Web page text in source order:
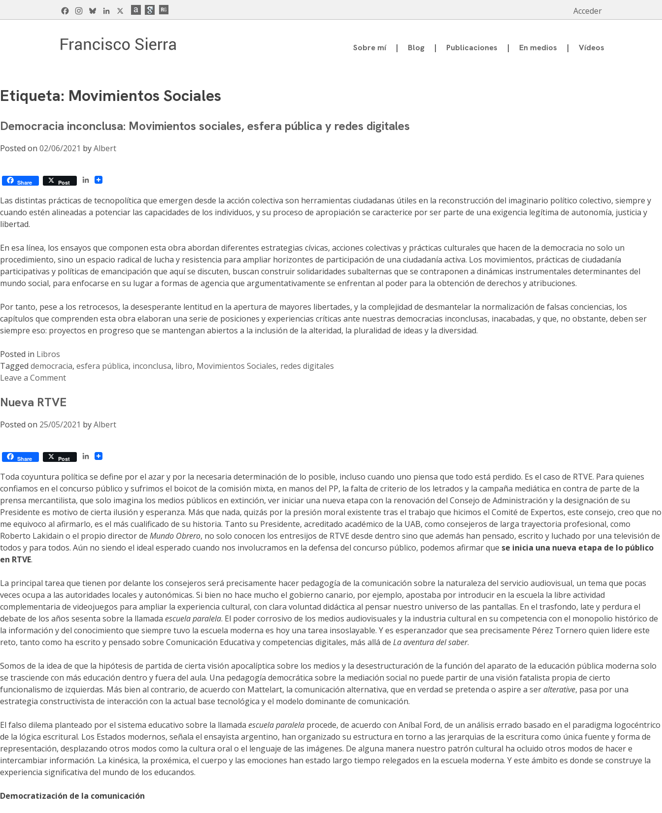
to
FacebookInstagram
BlueskyLinkedIn Acceder
Sobre mí Blog Publicaciones En medios Vídeos
Etiqueta: Movimientos Sociales
Democracia inconclusa: Movimientos sociales, esfera pública y redes digitales
Posted on 02/06/2021 byAlbert
Share Post
LinkedIn
Las distintas prácticas de tecnopolítica que emergen desde la acción colectiva son herramientas ciudadanas útiles en la reconstrucción del imaginario político colectivo, siempre y
cuando estén alineadas a potenciar las capacidades de los individuos, y su proceso de apropiación se caracterice por ser parte de una exigencia legítima de autonomía, justicia y
libertad.
En esa línea, los ensayos que componen esta obra abordan diferentes estrategias cívicas, acciones colectivas y prácticas culturales que hacen de la democracia no solo un
procedimiento, sino un espacio radical de lucha y resistencia para ampliar horizontes de participación de una ciudadanía activa. Los movimientos, prácticas de ciudadanía
participativas y políticas de emancipación que aquí se discuten, buscan construir solidaridades subalternas que se contraponen a dinámicas instrumentales determinantes del
mundo social, para enfocarse en su lugar a formas de agencia que argumentativamente se enfrentan al poder para la obtención de derechos y atribuciones.
Por tanto, pese a los retrocesos, la desesperante lentitud en la apertura de mayores libertades, y la complejidad de desmantelar la normalización de falsas conciencias, los
capítulos que comprenden esta obra elaboran una serie de posiciones y experiencias críticas ante nuestras democracias inconclusas, inacabadas, y que, no obstante, deben ser
siempre eso: proyectos en progreso que se mantengan abiertos a la inclusión de la alteridad, la pluralidad de ideas y la diversidad.
Posted in Libros
Tagged democracia, esfera pública, inconclusa, libro, Movimientos Sociales, redes digitales
Leave a Comment
Democracia
Movimientos
pública
y
redes
Nueva RTVE
Posted on 25/05/2021 byAlbert
Share Post
LinkedIn
Toda coyuntura política se define por el azar y por la necesaria determinación de lo posible, incluso cuando uno piensa que todo está perdido. Es el caso de RTVE. Para quienes
confiamos en el concurso público y sufrimos el boicot de la comisión mixta, en manos del PP, la falta de criterio de los letrados y la campaña mediática en contra de parte de la
prensa mercantilista, que solo imagina los medios públicos en extinción, ver iniciar una nueva etapa con la renovación del Consejo de Administración y la designación de su
Presidente es motivo de cierta ilusión y esperanza. Más que nada, quizás por la presión moral existente tras el trabajo que hicimos el Comité de Expertos, este consejo, creo que no
me equivoco al afirmarlo, es el más cualificado de su historia. Tanto su Presidente, acreditado académico de la UAB, como consejeros de larga trayectoria profesional, como
Roberto Lakidain o el propio director de Mundo Obrero, no solo conocen los entresijos de RTVE desde dentro sino que además han pensado, escrito y luchado por una televisión de
todos y para todos. Aún no siendo el ideal esperado cuando nos involucramos en la defensa del concurso público, podemos afirmar que se inicia una nueva etapa de lo público
en RTVE.
La principal tarea que tienen por delante los consejeros será precisamente hacer pedagogía de la comunicación sobre la naturaleza del servicio audiovisual, un tema que pocas
veces ocupa a las autoridades locales y autonómicas. Si bien no hace mucho el gobierno canario, por ejemplo, apostaba por introducir en la escuela la libre actividad
complementaria de videojuegos para ampliar la experiencia cultural, con clara voluntad didáctica al pensar nuestro universo de las pantallas. En el trasfondo, late y perdura el
debate de los años sesenta sobre la llamada escuela paralela. El poder corrosivo de los medios audiovisuales y la industria cultural en su competencia con el monopolio histórico de
la información y del conocimiento que siempre tuvo la escuela moderna es hoy una tarea insoslayable. Y es esperanzador que sea precisamente Pérez Tornero quien lidere este
reto, tanto como ha escrito y pensado sobre Comunicación Educativa y competencias digitales, más allá de La aventura del saber.
Somos de la idea de que la hipótesis de partida de cierta visión apocalíptica sobre los medios y la desestructuración de la función del aparato de la educación pública moderna solo
se trasciende con más educación dentro y fuera del aula. Una pedagogía democrática sobre la mediación social no puede partir de una visión fatalista propia de cierto
funcionalismo de izquierdas. Más bien al contrario, de acuerdo con Mattelart, la comunicación alternativa, que en verdad se pretenda o aspire a seralterative, pasa por una
estrategia constructivista de interacción con la actual base tecnológica y el modelo dominante de comunicación.
El falso dilema planteado por el sistema educativo sobre la llamada escuela paralela procede, de acuerdo con Aníbal Ford, de un análisis errado basado en el paradigma logocéntrico
de la lógica escritural. Los Estados modernos, señala el ensayista argentino, han organizado su estructura en torno a las jerarquìas de la escritura como única fuente y forma de
representación, desplazando otros modos como la cultura oral o el lenguaje de las imágenes. De alguna manera nuestro patrón cultural ha ocluido otros modos de hacer e
intercambiar información. La kinésica, la proxémica, el cuerpo y las emociones han estado largo tiempo relegados en la escuela moderna. Y este ámbito es donde se construye la
experiencia significativa del mundo de los educandos.
Democratización de la comunicación